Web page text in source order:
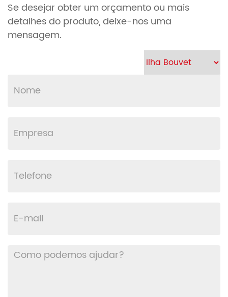
Se desejar obter um orçamento ou mais
detalhes do produto, deixe-nos uma
mensagem.